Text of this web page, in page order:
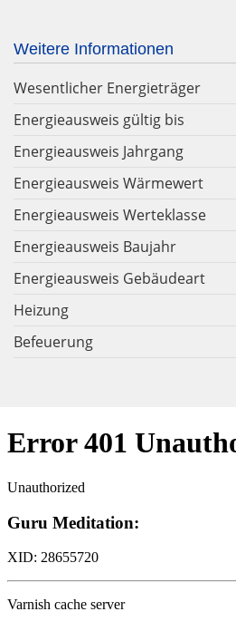
Weitere Informationen
Wesentlicher Energieträger
Energieausweis gültig bis
Energieausweis Jahrgang
Energieausweis Wärmewert
Energieausweis Werteklasse
Energieausweis Baujahr
Energieausweis Gebäudeart
Heizung
Befeuerung